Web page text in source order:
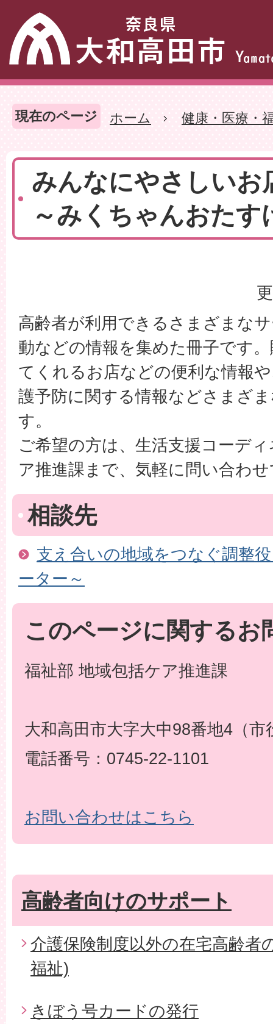
現在のページ ホーム 健康・医療・
みんなにやさしいお
～みくちゃんおたす
高齢者が利用できるさまざまな
動などの情報を集めた冊子です
てくれるお店などの便利な情報
護予防に関する情報などさまざ
す。
ご希望の方は、生活支援コーデ
ア推進課まで、気軽に問い合わ
相談先
支え合いの地域をつなぐ調整
ーター～
このページに関するお
福祉部 地域包括ケア推進課
大和高田市大字大中98番地4（市
電話番号：0745-22-1101
お問い合わせはこちら
高齢者向けのサポート
介護保険制度以外の在宅高齢者
福祉)
きぼう号カードの発行